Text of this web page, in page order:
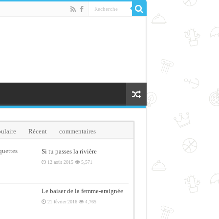
Récent commentaires
Si tu passes la rivière
12 août 2015 5,571
Le baiser de la femme-araignée
21 février 2016 4,765